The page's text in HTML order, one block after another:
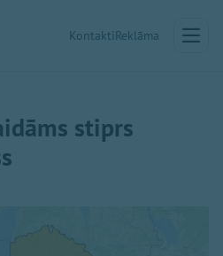
KontaktiReklāma
stiprs